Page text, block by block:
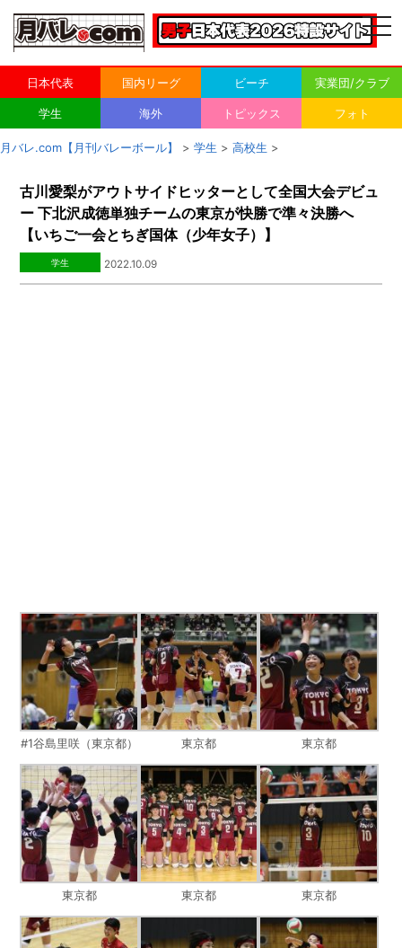
日本代表 国内リーグ ビーチ 実業団/クラブ
学生 海外 トピックス フォト
月バレ.com【月刊バレーボール】 > 学生 > 高校生 >
古川愛梨がアウトサイドヒッターとして全国大会デビュ
ー 下北沢成徳単独チームの東京が快勝で準々決勝へ
【いちご一会とちぎ国体（少年女子）】
学生 2022.10.09
#1谷島里咲（東京都） 東京都 東京都
東京都 東京都 東京都